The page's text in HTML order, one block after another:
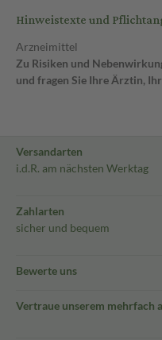
Hinweistexte und
Arzneimittel
Zu Risiken und
und fragen Sie Ihre Ärztin,
Versandarten
i.d.R. am nächsten Werktag
Zahlarten
sicher und bequem
Bewerte uns
Vertraue unserem mehrfach